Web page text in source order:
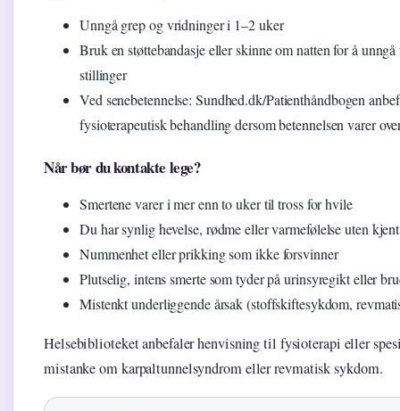
Unngå grep og vridninger i 1–2 uker
Bruk en støttebandasje eller skinne om natten for å
stillinger
Ved senebetennelse: Sundhed.dk/Patienthåndbogen
fysioterapeutisk behandling dersom betennelsen varer
Når bør du kontakte lege?
Smertene varer i mer enn to uker til tross for hvile
Du har synlig hevelse, rødme eller varmefølelse uten
Nummenhet eller prikking som ikke forsvinner
Plutselig, intens smerte som tyder på urinsyregikt eller
Mistenkt underliggende årsak (stoffskiftesykdom,
Helsebiblioteket anbefaler henvisning til fysioterapi eller
mistanke om karpaltunnelsyndrom eller revmatisk sykdom.